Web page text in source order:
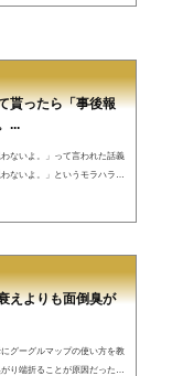
貰ったら「事後報
...
ないよ。」って言われた話義
ないよ。」というモラハラま
えよりも面倒臭が
グーグルマップの使い方を教
り端折ることが原因だったと